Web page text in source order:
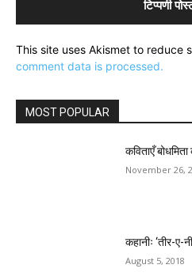
This site uses Akismet to reduce
comment data is processed.
MOST POPULAR
कविताएँ बोधमिता
November 26,
कहानीः ‘तीर-ए-
August 5, 2018